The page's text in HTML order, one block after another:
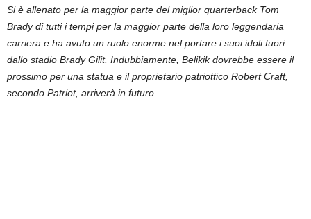
Si è allenato per la maggior parte del miglior quarterback Tom
Brady di tutti i tempi per la maggior parte della loro leggendaria
carriera e ha avuto un ruolo enorme nel portare i suoi idoli fuori
dallo stadio Brady Gilit. Indubbiamente, Belikik dovrebbe essere il
prossimo per una statua e il proprietario patriottico Robert Craft,
secondo Patriot, arriverà in futuro.